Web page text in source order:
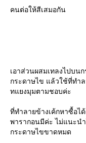
คนต่อให้สีเสมอกัน
เอาส่วนผสมเทลงไปบน
กระดาษไข แล้วใช้ที่ทำ
ทแยงมุมตามชอบค่ะ
ที่ทำลายข้างเค้กหาซื้อไ
พารากอนมีค่ะ ไม่แนะน
กระดาษไขขาดหมด